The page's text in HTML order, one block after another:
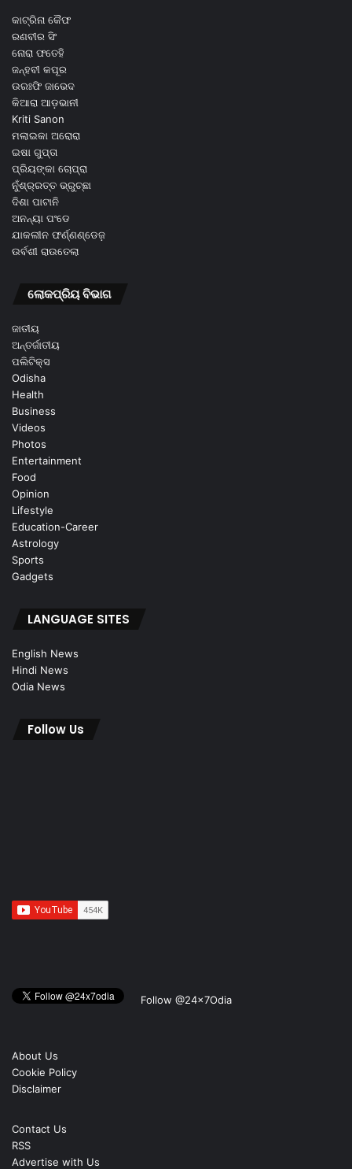
କାଟ୍ରିନା କୈଫ
ରଣବୀର ସିଂ
ନୋରା ଫତେହି
ଜନ୍ହବୀ କପୂର
ଉରଃଫି ଜାଭେଦ
କିଆରା ଆଡ଼ଭାନୀ
Kriti Sanon
ମଲାଇକା ଅରୋରା
ଇଷା ଗୁପ୍ତା
ପ୍ରିୟଙ୍କା ଚୋପ୍ରା
ନୁଁଶ୍ର୍ରତ୍ତ ଭ୍ରୁଚ୍ଛା
ଦିଶା ପାଟାନି
ଅନନ୍ୟା ପଂଡେ
ଯାକଲୀନ ଫର୍ଣ୍ଣଣ୍ଡେଜ଼
ଉର୍ବଶୀ ରାଉତେଲା
ଲୋକପ୍ରିୟ ବିଭାଗ
ଜାତୀୟ
ଅନ୍ତର୍ଜାତୀୟ
ପଲିଟିକ୍ସ
Odisha
Health
Business
Videos
Photos
Entertainment
Food
Opinion
Lifestyle
Education-Career
Astrology
Sports
Gadgets
LANGUAGE SITES
English News
Hindi News
Odia News
Follow Us
Follow @24x7Odia
About Us
Cookie Policy
Disclaimer
Contact Us
RSS
Advertise with Us